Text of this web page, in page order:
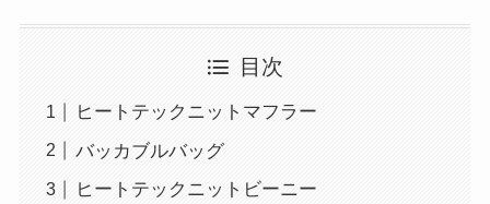
目次
ヒートテックニットマフラー
バッカブルバッグ
ヒートテックニットビーニー